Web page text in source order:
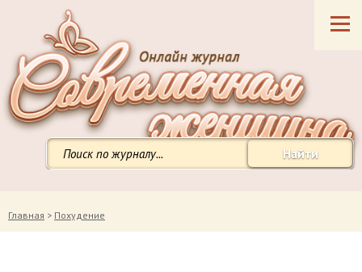
Найти
Главная > Похудение